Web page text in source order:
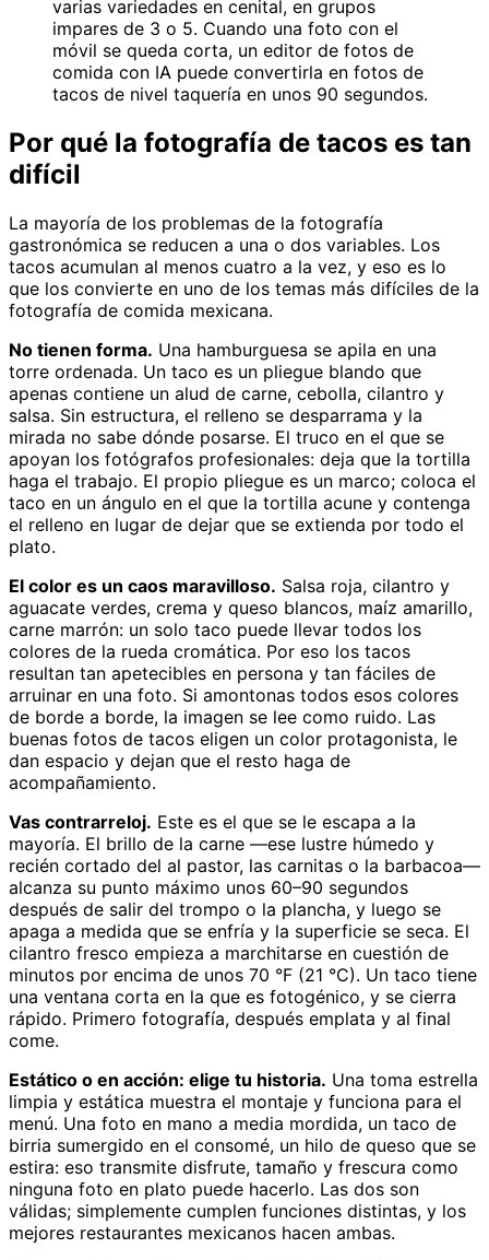
varias variedades en cenital, en grupos
impares de 3 o 5. Cuando una foto con el
móvil se queda corta, un editor de fotos de
comida con IA puede convertirla en fotos de
tacos de nivel taquería en unos 90 segundos.
Por qué la fotografía de tacos es tan
difícil
La mayoría de los problemas de la fotografía
gastronómica se reducen a una o dos variables. Los
tacos acumulan al menos cuatro a la vez, y eso es lo
que los convierte en uno de los temas más difíciles de la
fotografía de comida mexicana.
No tienen forma. Una hamburguesa se apila en una
torre ordenada. Un taco es un pliegue blando que
apenas contiene un alud de carne, cebolla, cilantro y
salsa. Sin estructura, el relleno se desparrama y la
mirada no sabe dónde posarse. El truco en el que se
apoyan los fotógrafos profesionales: deja que la tortilla
haga el trabajo. El propio pliegue es un marco; coloca el
taco en un ángulo en el que la tortilla acune y contenga
el relleno en lugar de dejar que se extienda por todo el
plato.
El color es un caos maravilloso. Salsa roja, cilantro y
aguacate verdes, crema y queso blancos, maíz amarillo,
carne marrón: un solo taco puede llevar todos los
colores de la rueda cromática. Por eso los tacos
resultan tan apetecibles en persona y tan fáciles de
arruinar en una foto. Si amontonas todos esos colores
de borde a borde, la imagen se lee como ruido. Las
buenas fotos de tacos eligen un color protagonista, le
dan espacio y dejan que el resto haga de
acompañamiento.
Vas contrarreloj. Este es el que se le escapa a la
mayoría. El brillo de la carne —ese lustre húmedo y
recién cortado del al pastor, las carnitas o la barbacoa—
alcanza su punto máximo unos 60–90 segundos
después de salir del trompo o la plancha, y luego se
apaga a medida que se enfría y la superficie se seca. El
cilantro fresco empieza a marchitarse en cuestión de
minutos por encima de unos 70 °F (21 °C). Un taco tiene
una ventana corta en la que es fotogénico, y se cierra
rápido. Primero fotografía, después emplata y al final
come.
Estático o en acción: elige tu historia. Una toma estrella
limpia y estática muestra el montaje y funciona para el
menú. Una foto en mano a media mordida, un taco de
birria sumergido en el consomé, un hilo de queso que se
estira: eso transmite disfrute, tamaño y frescura como
ninguna foto en plato puede hacerlo. Las dos son
válidas; simplemente cumplen funciones distintas, y los
mejores restaurantes mexicanos hacen ambas.